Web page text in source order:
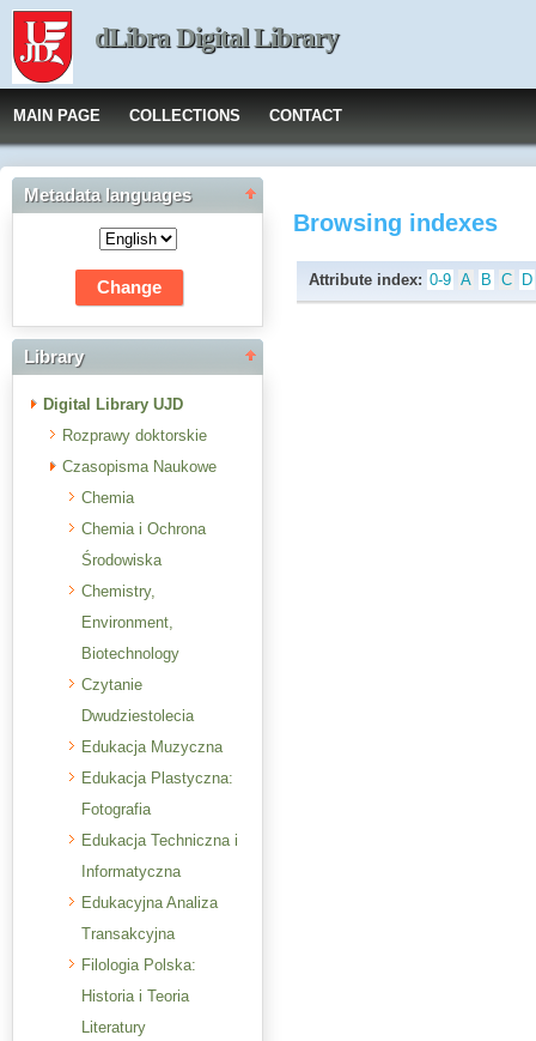
dLibra Digital Library
MAIN PAGE COLLECTIONS CONTACT
Metadata languages
Library
Digital Library UJD
Rozprawy doktorskie
Czasopisma Naukowe
Chemia
Chemia i Ochrona
Środowiska
Chemistry,
Environment,
Biotechnology
Czytanie
Dwudziestolecia
Edukacja Muzyczna
Edukacja Plastyczna:
Fotografia
Edukacja Techniczna i
Informatyczna
Edukacyjna Analiza
Transakcyjna
Filologia Polska:
Historia i Teoria
Literatury
Browsing indexes
Attribute index: 0-9 A B C D